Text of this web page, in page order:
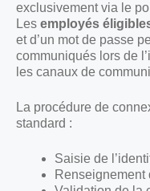
exclusivement via le
Les employés
et d’un mot de passe
communiqués lors de
les canaux de
La procédure de
standard :
Saisie de
Renseignement